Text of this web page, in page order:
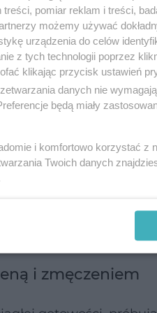
w czasie (TLM),
amerykański
jest dla nas
wciąż je przetwarza,
radzić”
i zmęczeniem
pomiar reklam i treści,
możemy używać
urządzenia do celów
z tych technologii poprzez
klikając przycisk ustawień
danych nie
będą miały
i komfortowo korzystać z
Twoich danych